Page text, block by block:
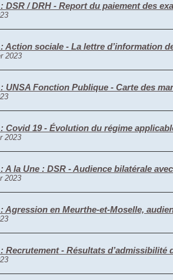
DSR / DRH - Report du paiement des
Action sociale - La lettre d’information
2023
UNSA Fonction Publique - Carte des
Covid 19 - Évolution du régime
2023
A la Une : DSR - Audience bilatérale
2023
Agression en Meurthe-et-Moselle,
Recrutement - Résultats d’admissibilité